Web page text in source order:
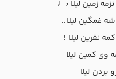
زمین لیلا ♭♩
غمگین لیلا ..
نفرین لیلا !!
وی کمین لیلا
رو بردن لیلا